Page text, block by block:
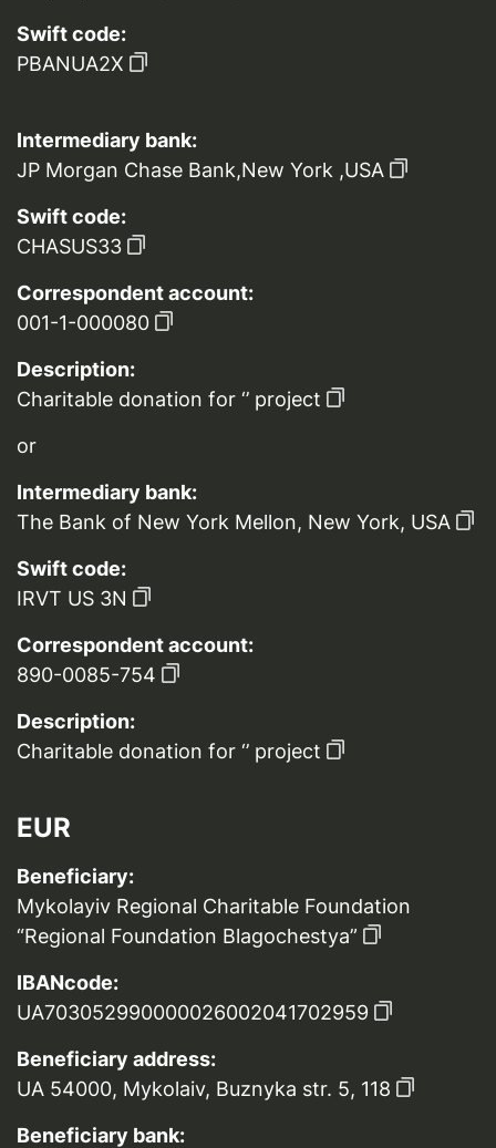
Swift code:
PBANUA2X
Intermediary bank:
JP Morgan Chase Bank,New York ,USA
Swift code:
CHASUS33
Correspondent account:
001-1-000080
Description:
Charitable donation for ‘’ project
or
Intermediary bank:
The Bank of New York Mellon, New York, USA
Swift code:
IRVT US 3N
Correspondent account:
890-0085-754
Description:
Charitable donation for ‘’ project
EUR
Beneficiary:
Mykolayiv Regional Charitable Foundation
“Regional Foundation Blagochestya”
IBANcode:
UA703052990000026002041702959
Beneficiary address:
UA 54000, Mykolaiv, Buznyka str. 5, 118
Beneficiary bank: